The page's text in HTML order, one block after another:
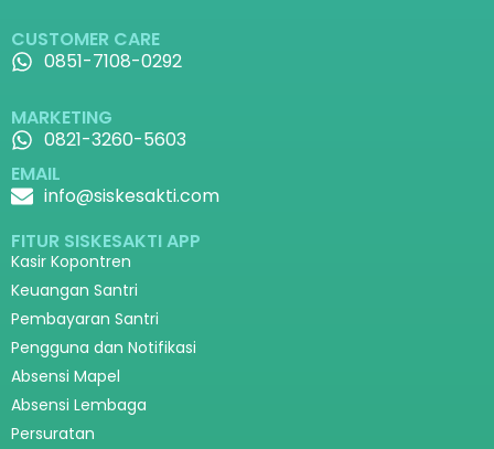
CUSTOMER CARE
0851-7108-0292
MARKETING
0821-3260-5603
EMAIL
info@siskesakti.com
FITUR SISKESAKTI APP
Kasir Kopontren
Keuangan Santri
Pembayaran Santri
Pengguna dan Notifikasi
Absensi Mapel
Absensi Lembaga
Persuratan